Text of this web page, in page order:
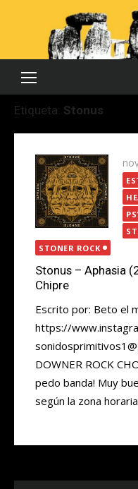
Etiqueta: Stonus
el
STONER ROCK
Stonus – Aphasia
Chipre
Escrito por: Beto el
https://
DOWNER ROCK
pedo banda! Muy
según la zona